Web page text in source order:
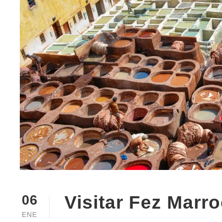
06
ENE
Visitar Fez